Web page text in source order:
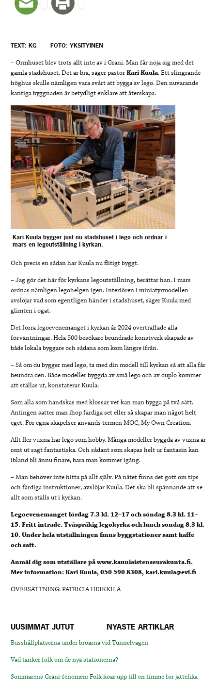
TEXT: KG FOTO: YKSITYINEN
– Ormhuset blev trots allt inte av i Grani. Man får nöja sig med det
gamla stadshuset. Det är bra, säger pastorKariKuula. Ett slingrande
höghus skulle nämligen vara svårt att bygga av lego. Den nuvarande
kantiga byggnaden är betydligt enklare att återskapa.
Kari Kuula bygger just nu stadshuset i lego och ordnar i
mars en legoutställning i kyrkan.
Och precis en sådan har Kuula nu flitigt byggt.
– Jag gör det här för kyrkans legoutställning, berättar han. I mars
ordnas nämligen legohelgen igen. Interiören i miniatyrmodellen
avslöjar vad som egentligen händer i stadshuset, säger Kuula med
glimten i ögat.
Det förra legoevenemanget i kyrkan år 2024 överträffade alla
förväntningar. Hela 500 besökare beundrade konstverk skapade av
både lokala byggare och sådana som kom längre ifrån.
– Så om du bygger med lego, ta med din modell till kyrkan så att alla får
beundra den. Både modeller byggda av små lego och av duplo kommer
att ställas ut, konstaterar Kuula.
Som alla som handskas med klossar vet kan man bygga på två sätt.
Antingen sätter man ihop färdiga set eller så skapar man något helt
eget. För egna skapelser används termen MOC, My Own Creation.
Allt fler vuxna har lego som hobby. Många modeller byggda av vuxna är
rent ut sagt fantastiska. Och sådant som skapas helt ur fantasin kan
ibland bli ännu finare, bara man kommer igång.
– Man behöver inte hitta på allt själv. På nätet finns det gott om tips
och färdiga instruktioner, avslöjar Kuula. Det ska bli spännande att se
allt som ställs ut i kyrkan.
Legoevenemanget lördag 7.3 kl. 12–17 och söndag 8.3 kl. 11–
15. Fritt inträde. Tvåspråkig legokyrka och lunch söndag 8.3 kl.
10. Under hela utställningen finns byggstationer samt kaffe
och saft.
Anmäl dig som utställare på www.kauniaistenseurakunta.fi.
Mer information: Kari Kuula, 050 590 8308, kari.kuula@evl.fi
ÖVERSÄTTNING: PATRICIA HEIKKILÄ
UUSIMMAT JUTUT NYASTE ARTIKLAR
Busshållplatserna under broarna vid Tunnelvägen
Vad tänker folk om de nya stationerna?
Sommarens Grani-fenomen: Folk köar upp till en timme för jättelika